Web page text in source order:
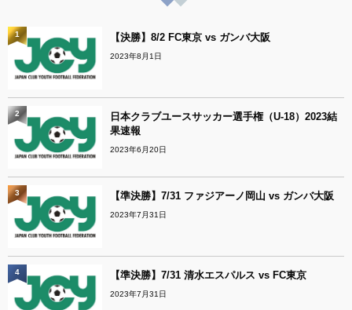
【決勝】8/2 FC東京 vs ガンバ大阪
2023年8月1日
1
日本クラブユースサッカー選手権（U-18）2023結
果速報
2023年6月20日
2
【準決勝】7/31 ファジアーノ岡山 vs ガンバ大阪
2023年7月31日
3
【準決勝】7/31 清水エスパルス vs FC東京
2023年7月31日
4